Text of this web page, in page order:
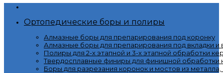
Ортопедические боры и полиры
Алмазные боры для препарирования под коронку
Алмазные боры для препарирования под вкладки и
Полиры для 2-х этапной и 3-х этапной обработки
Твердосплавные финиры для финишной обработки
Боры для разрезания коронок и мостов из